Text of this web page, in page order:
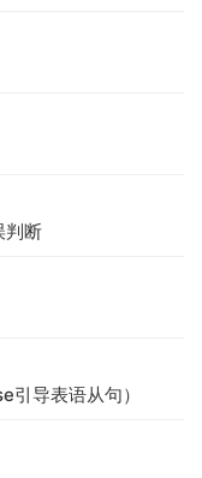
判断
导表语从句）